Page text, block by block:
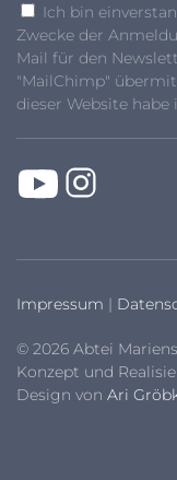
Ich bin
Zwecke der
Mail für den
"MailChimp"
dieser Website
Impressum |
© 2026 Abtei
Konzept und
Design von Ari